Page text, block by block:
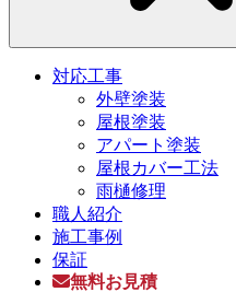
対応工事
外壁塗装
屋根塗装
アパート塗装
屋根カバー工法
雨樋修理
職人紹介
施工事例
保証
無料お見積